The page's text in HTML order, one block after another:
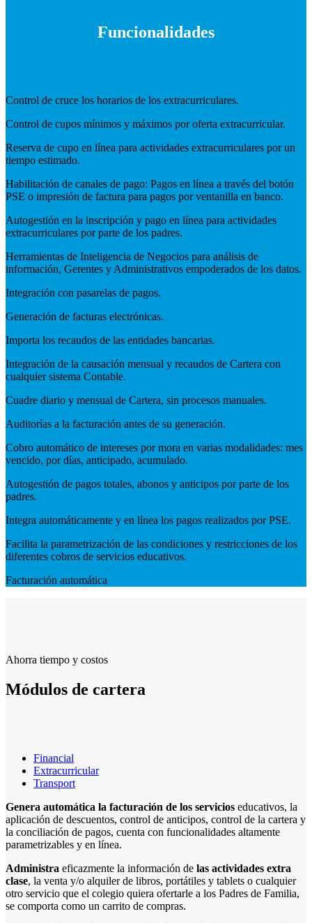
Funcionalidades
Control de cruce los horarios de los extracurriculares.
Control de cupos mínimos y máximos por oferta extracurricular.
Reserva de cupo en línea para actividades extracurriculares por un
tiempo estimado.
Habilitación de canales de pago: Pagos en línea a través del botón
PSE o impresión de factura para pagos por ventanilla en banco.
Autogestión en la inscripción y pago en línea para actividades
extracurriculares por parte de los padres.
Herramientas de Inteligencia de Negocios para análisis de
información, Gerentes y Administrativos empoderados de los datos.
Integración con pasarelas de pagos.
Generación de facturas electrónicas.
Importa los recaudos de las entidades bancarias.
Integración de la causación mensual y recaudos de Cartera con
cualquier sistema Contable.
Cuadre diario y mensual de Cartera, sin procesos manuales.
Auditorías a la facturación antes de su generación.
Cobro automático de intereses por mora en varias modalidades: mes
vencido, por días, anticipado, acumulado.
Autogestión de pagos totales, abonos y anticipos por parte de los
padres.
Integra automáticamente y en línea los pagos realizados por PSE.
Facilita la parametrización de las condiciones y restricciones de los
diferentes cobros de servicios educativos.
Facturación automática
Ahorra tiempo y costos
Módulos de cartera
Financial
Extracurricular
Transport
Genera automática la facturación de los servicios educativos, la
aplicación de descuentos, control de anticipos, control de la cartera y
la conciliación de pagos, cuenta con funcionalidades altamente
parametrizables y en línea.
Administra eficazmente la información de las actividades extra
clase, la venta y/o alquiler de libros, portátiles y tablets o cualquier
otro servicio que el colegio quiera ofertarle a los Padres de Familia,
se comporta como un carrito de compras.